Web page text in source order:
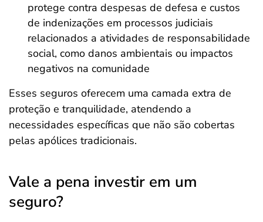
protege contra despesas de defesa e custos
de indenizações em processos judiciais
relacionados a atividades de responsabilidade
social, como danos ambientais ou impactos
negativos na comunidade
Esses seguros oferecem uma camada extra de
proteção e tranquilidade, atendendo a
necessidades específicas que não são cobertas
pelas apólices tradicionais.
Vale a pena investir em um
seguro?